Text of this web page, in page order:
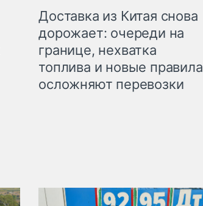
Доставка из Китая снова
дорожает: очереди на
границе, нехватка
топлива и новые правила
осложняют перевозки